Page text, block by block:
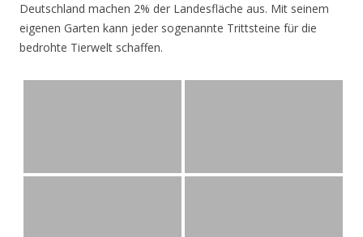
Deutschland machen 2% der Landesfläche aus. Mit seinem
eigenen Garten kann jeder sogenannte Trittsteine für die
bedrohte Tierwelt schaffen.